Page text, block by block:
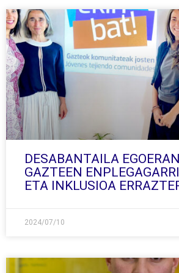
DESABANTAILA
GAZTEEN
ETA INKLUSIOA
2024/07/10